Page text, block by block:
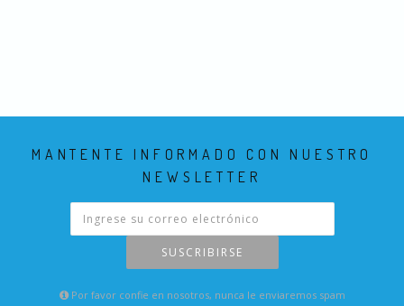
MANTENTE INFORMADO CON NUESTRO
NEWSLETTER
SUSCRIBIRSE
Por favor confie en nosotros, nunca le enviaremos spam